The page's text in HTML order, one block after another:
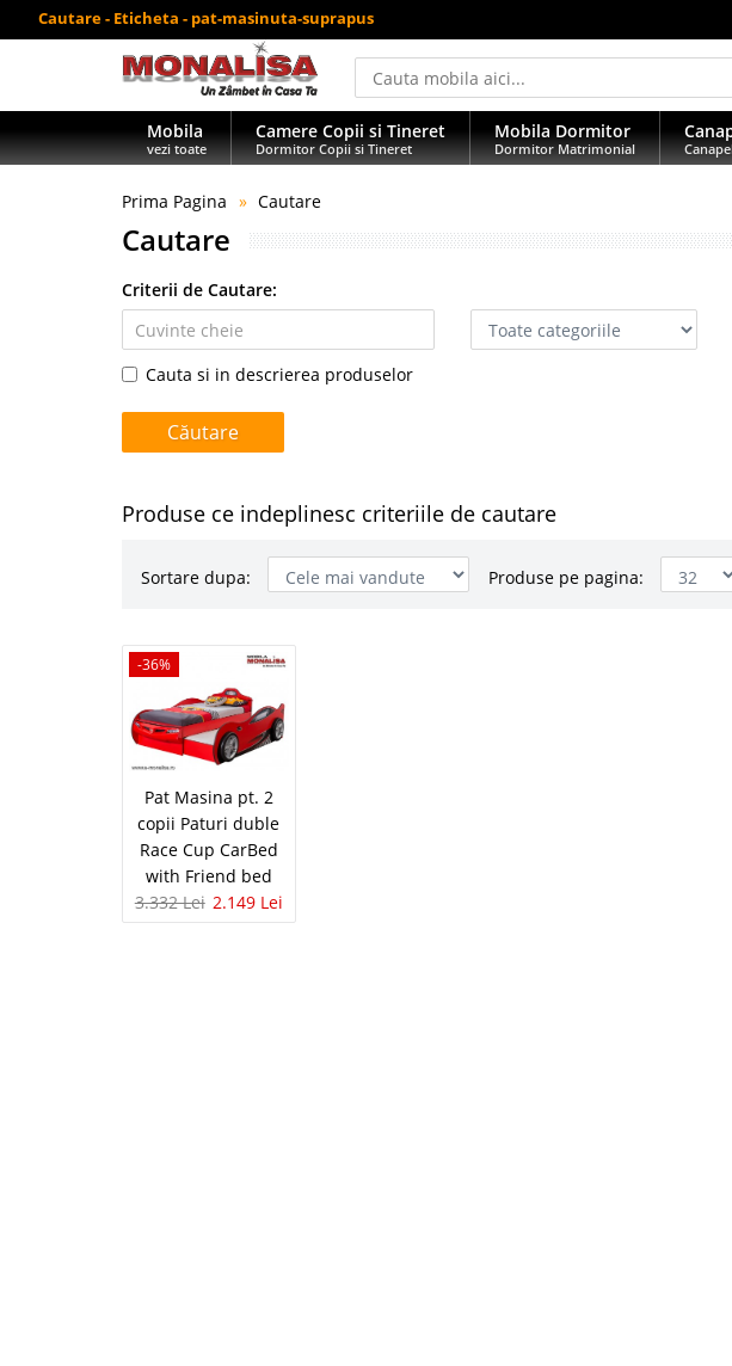
Cautare - Eticheta - pat-masinuta-suprapus
Mobila
vezi toate
Camere Copii si Tineret
Dormitor Copii si Tineret
Mobila Dormitor
Dormitor Matrimonial
Prima Pagina Cautare
Cautare
Criterii de Cautare:
Cauta si in descrierea produselor
Produse ce indeplinesc criteriile de cautare
Sortare dupa: Produse pe pagina:
-36%
-36%
Pat Masina pt. 2
copii Paturi duble
Race Cup CarBed
with Friend bed
3.332 Lei 2.149 Lei